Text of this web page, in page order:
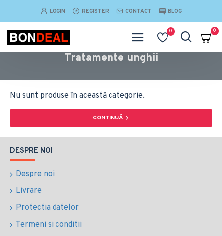
LOGIN REGISTER CONTACT BLOG
0 0
Tratamente unghii
Nu sunt produse în această categorie.
CONTINUĂ
DESPRE NOI
Despre noi
Livrare
Protectia datelor
Termeni si conditii